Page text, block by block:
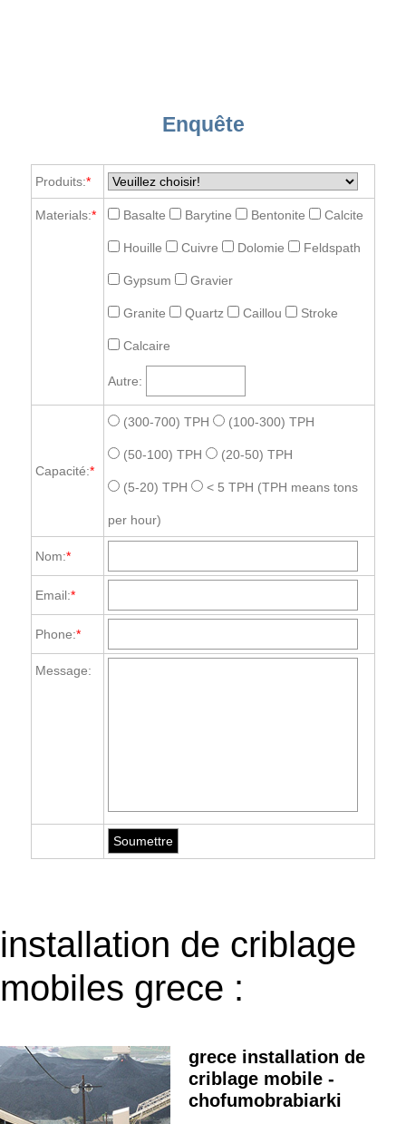
Enquête
Produits:*
Materials:* Basalte Barytine Bentonite Calcite
Houille Cuivre Dolomie Feldspath
Gypsum Gravier
Granite Quartz Caillou Stroke
Calcaire
Autre:
Capacité:*
(300-700) TPH (100-300) TPH
(50-100) TPH (20-50) TPH
(5-20) TPH < 5 TPH (TPH means tons
per hour)
Nom:*
Email:*
Phone:*
Message:
installation de criblage
mobiles grece :
grece installation de
criblage mobile -
chofumobrabiarki